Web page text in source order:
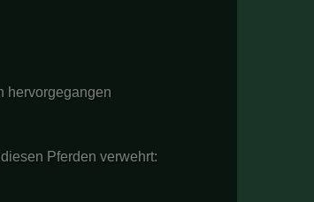
hervorgegangen
Pferden verwehrt: